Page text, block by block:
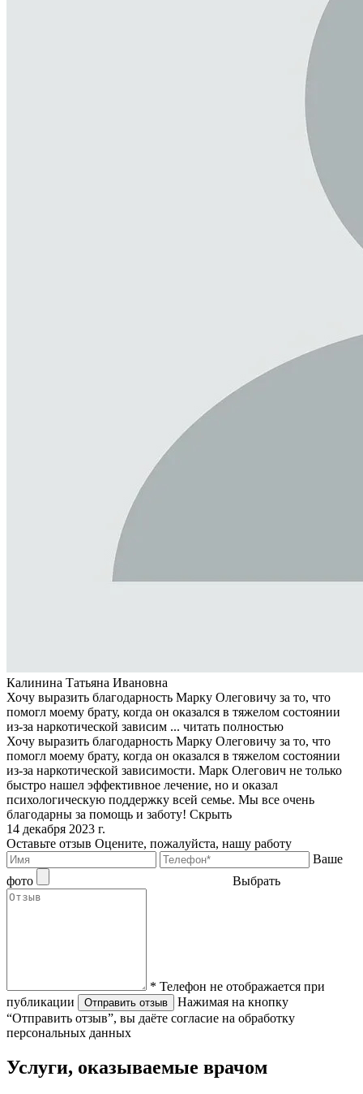
Калинина Татьяна Ивановна
Хочу выразить благодарность Марку Олеговичу за то, что
помогл моему брату, когда он оказался в тяжелом состоянии
из-за наркотической зависим ... читать полностью
Хочу выразить благодарность Марку Олеговичу за то, что
помогл моему брату, когда он оказался в тяжелом состоянии
из-за наркотической зависимости. Марк Олегович не только
быстро нашел эффективное лечение, но и оказал
психологическую поддержку всей семье. Мы все очень
благодарны за помощь и заботу! Скрыть
14 декабря 2023 г.
Оставьте отзыв Оцените, пожалуйста, нашу работу
Ваше
фото
Выбрать
* Телефон не отображается при
публикации
Отправить отзыв
Нажимая на кнопку
“Отправить отзыв”, вы даёте согласие на обработку
персональных данных
Услуги, оказываемые врачом